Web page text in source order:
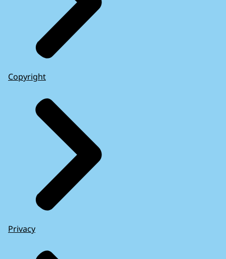
Copyright
Privacy